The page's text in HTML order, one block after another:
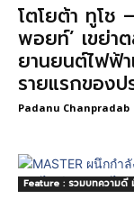
โตโยต้า ทูโช
พอยท์’ เขย่า
ยานยนต์ไฟฟ้
รายแรกของป
Padanu Chanpradab
Feature : รวมบทความดี